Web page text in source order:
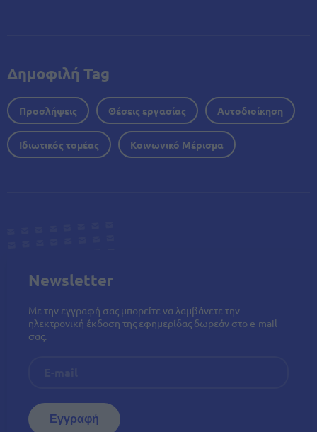
Δημοφιλή Tag
Προσλήψεις Θέσεις εργασίας Αυτοδιοίκηση
Ιδιωτικός τομέας Κοινωνικό Μέρισμα
Newsletter
Με την εγγραφή σας μπορείτε να λαμβάνετε την
ηλεκτρονική έκδοση της εφημερίδας δωρεάν στο e-mail
σας.